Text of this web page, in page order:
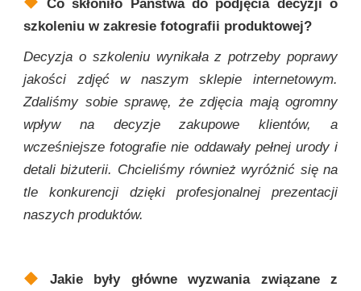
Co skłoniło Państwa do podjęcia decyzji o
szkoleniu w zakresie fotografii produktowej?
Decyzja o szkoleniu wynikała z potrzeby poprawy
jakości zdjęć w naszym sklepie internetowym.
Zdaliśmy sobie sprawę, że zdjęcia mają ogromny
wpływ na decyzje zakupowe klientów, a
wcześniejsze fotografie nie oddawały pełnej urody i
detali biżuterii. Chcieliśmy również wyróżnić się na
tle konkurencji dzięki profesjonalnej prezentacji
naszych produktów.
Jakie były główne wyzwania związane z